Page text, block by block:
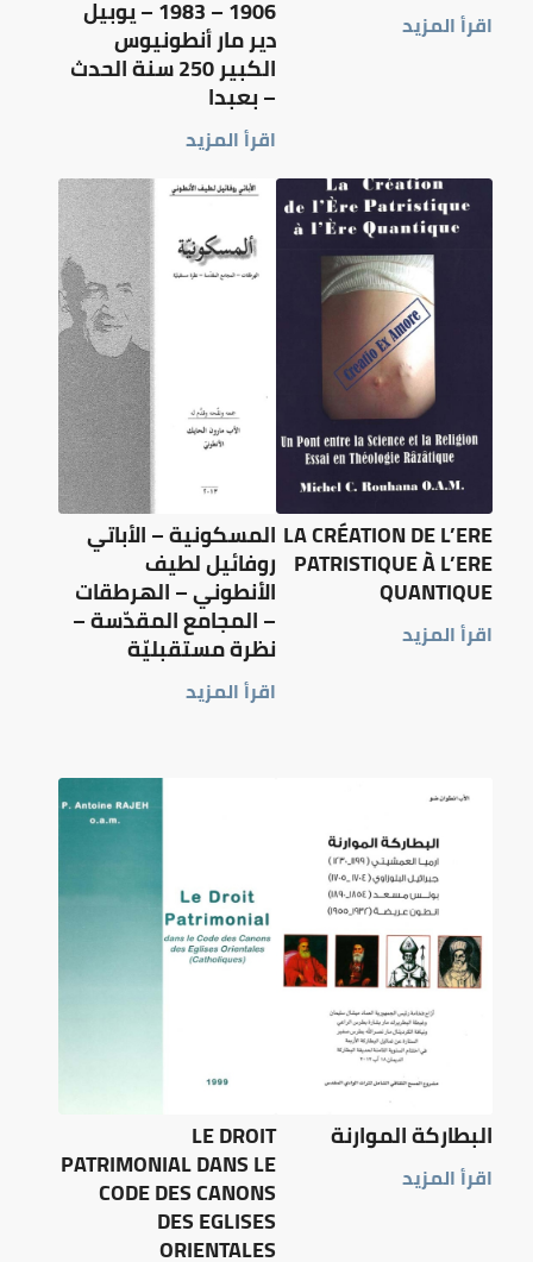
اقرأ المزيد 1906 – 1983 – يوبيل
دير مار أنطونيوس
الكبير 250 سنة الحدث
– بعبدا
اقرأ المزيد
LA CRÉATION DE L’ERE
PATRISTIQUE À L’ERE
QUANTIQUE
اقرأ المزيد
المسكونية – الأباتي
روفائيل لطيف
الأنطوني – الهرطقات
– المجامع المقدّسة –
نظرة مستقبليّة
اقرأ المزيد
البطاركة الموارنة
اقرأ المزيد
LE DROIT
PATRIMONIAL DANS LE
CODE DES CANONS
DES EGLISES
ORIENTALES